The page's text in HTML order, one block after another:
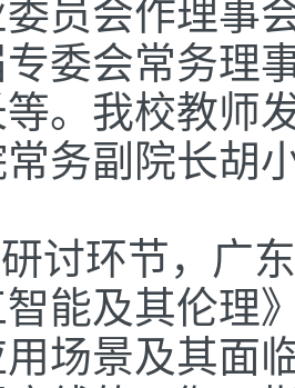
员会作理事
委会常务理
。我校教师
务副院长胡
讨环节，广
能及其伦理
场景及其面